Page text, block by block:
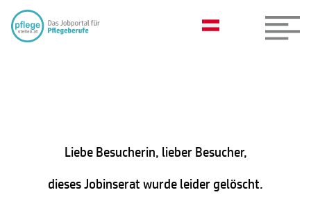
Liebe Besucherin, lieber Besucher,
dieses Jobinserat wurde leider gelöscht.